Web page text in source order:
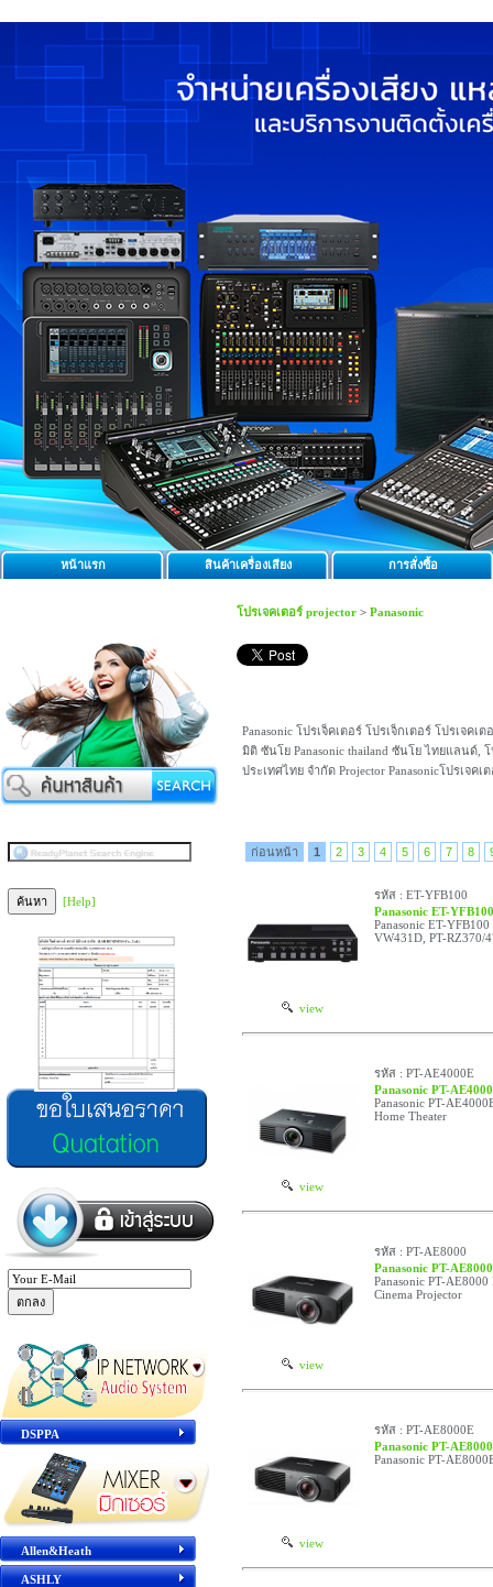
หน้าแรก สินค้าเครื่องเสียง การสั่งซื้อ
[Help]
DSPPA
Allen&Heath
ASHLY
โปรเจคเตอร์ projector > Panasonic
Panasonic โปรเจ็คเตอร์ โปรเจ็กเตอร์ โปรเจค
มิติ ซันโย Panasonic thailand ซันโย ไทยแลนด์,
ประเทศไทย จำกัด Projector Panasonicโปรเจคเต
ก่อนหน้า 1 2 3 4 5 6 7 8
view
รหัส : ET-YFB100
Panasonic ET-YFB100
Panasonic ET-
VW431D, PT-RZ370/
view
รหัส : PT-AE4000E
Panasonic PT-
Panasonic PT-
Home Theater
view
รหัส : PT-AE8000
Panasonic PT-AE8000
Panasonic PT-
Cinema Projector
view
รหัส : PT-AE8000E
Panasonic PT-
Panasonic PT-